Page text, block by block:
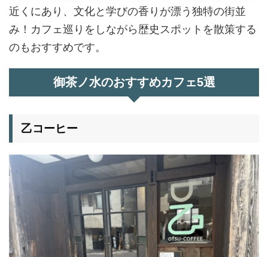
近くにあり、文化と学びの香りが漂う独特の街並
み！カフェ巡りをしながら歴史スポットを散策する
のもおすすめです。
御茶ノ水のおすすめカフェ5選
乙コーヒー